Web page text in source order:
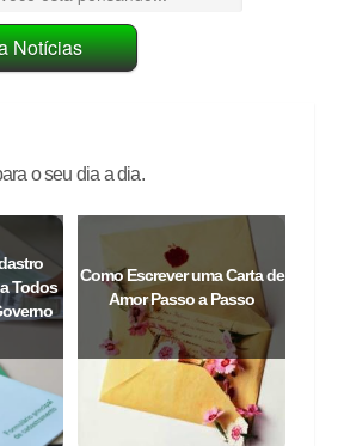
o seu dia a dia.
Todos
Como Escrever uma Carta de
Amor Passo a Passo